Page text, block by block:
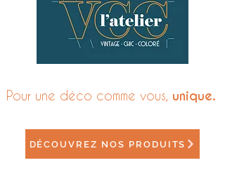
Pour une déco comme vous, unique.
DÉCOUVREZ NOS PRODUITS